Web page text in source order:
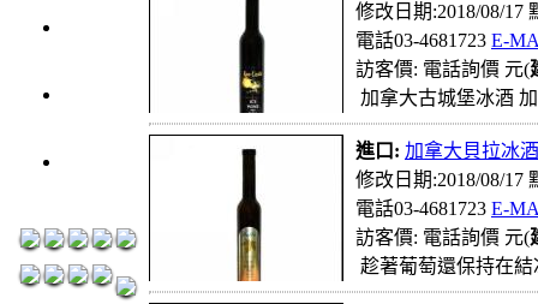
修改日期:2018/08/17
電話03-4681723 E-
訪客價: 電話詢價 元(
加拿大古城堡冰酒
進口: 加拿大貝拉冰酒
修改日期:2018/08/17
電話03-4681723 E-
訪客價: 電話詢價 元(
趁著葡萄還保持在